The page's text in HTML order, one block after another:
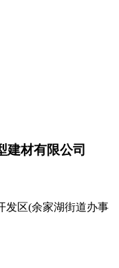
建材有限公司
区(余家湖街道办事